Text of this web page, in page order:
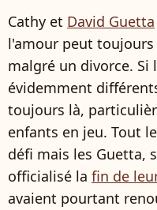
Cathy et David Guetta
l'amour peut
malgré un divorce.
évidemment
toujours là,
enfants en jeu. Tout
défi mais les Guetta,
officialisé la fin de
avaient pourtant